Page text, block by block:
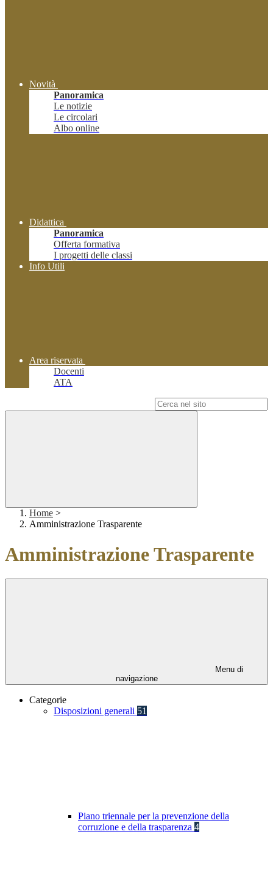
Novità
Panoramica
Le notizie
Le circolari
Albo online
Didattica
Panoramica
Offerta formativa
I progetti delle classi
Info Utili
Area riservata
Docenti
ATA
Home >
Amministrazione Trasparente
Amministrazione Trasparente
Menu di
navigazione
Categorie
Disposizioni generali 51
Piano triennale per la prevenzione della
corruzione e della trasparenza 4